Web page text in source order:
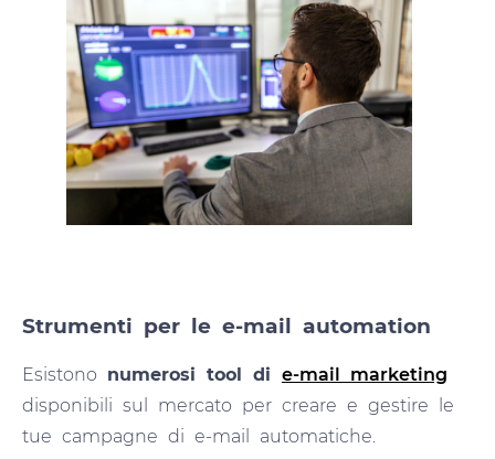
Strumenti per le e-mail automation
Esistono numerosi tool di e-mail marketing
disponibili sul mercato per creare e gestire le
tue campagne di e-mail automatiche.